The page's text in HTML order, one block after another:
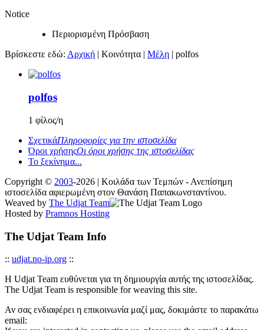
Notice
Περιορισμένη Πρόσβαση
Βρίσκεστε εδώ: Αρχική | Κοινότητα | Μέλη | polfos
polfos
1 φίλος/η
ΣχετικάΠληροφορίες για την ιστοσελίδα
Όροι χρήσηςΟι όροι χρήσης της ιστοσελίδας
Το ξεκίνημα...
Copyright © 2003-2026 | Κοιλάδα των Τεμπών - Ανεπίσημη
ιστοσελίδα αφιερωμένη στον Θανάση Παπακωνσταντίνου.
Weaved by The Udjat Team
Hosted by Pramnos Hosting
The Udjat Team Info
:: udjat.no-ip.org ::
Η Udjat Team ευθύνεται για τη δημιουργία αυτής της ιστοσελίδας.
The Udjat Team is responsible for weaving this site.
Αν σας ενδιαφέρει η επικοινωνία μαζί μας, δοκιμάστε το παρακάτω
email: